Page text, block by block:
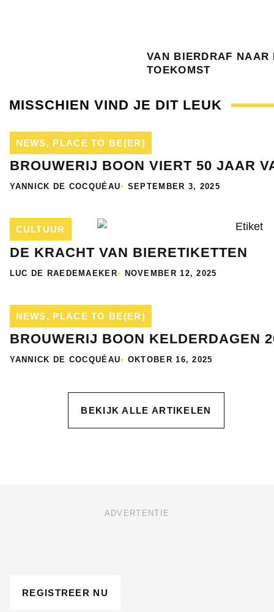
VAN BIERDRAF NAAR
TOEKOMST
MISSCHIEN VIND JE DIT LEUK
NEWS, PLACE TO BE(ER)
BROUWERIJ BOON VIERT 50 JAAR
YANNICK DE COCQUÉAU• SEPTEMBER 3, 2025
CULTUUR
DE KRACHT VAN BIERETIKETTEN
LUC DE RAEDEMAEKER• NOVEMBER 12, 2025
NEWS, PLACE TO BE(ER)
BROUWERIJ BOON KELDERDAGEN
YANNICK DE COCQUÉAU• OKTOBER 16, 2025
BEKIJK ALLE ARTIKELEN
ADVERTENTIE
REGISTREER NU